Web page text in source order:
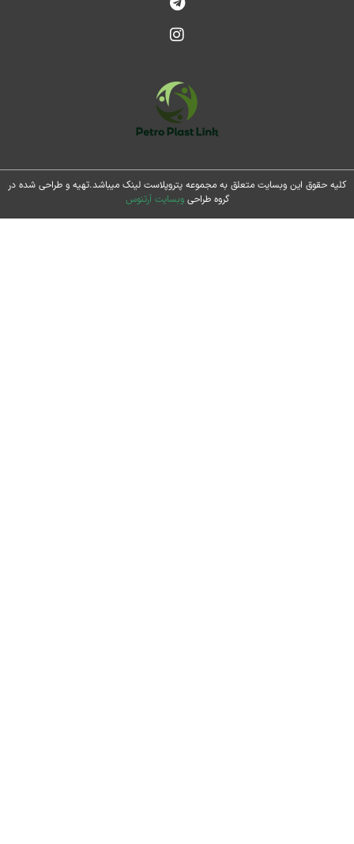
این وبسایت متعلق به مجموعه پتروپلاست لینک میباشد.تهیه و طراحی شده در
گروه طراحی وبسایت آرتنوس